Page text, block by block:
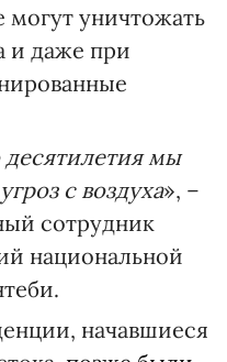
могут уничтожать
и даже при
десятилетия мы
с воздуха», –
сотрудник
национальной
начавшиеся